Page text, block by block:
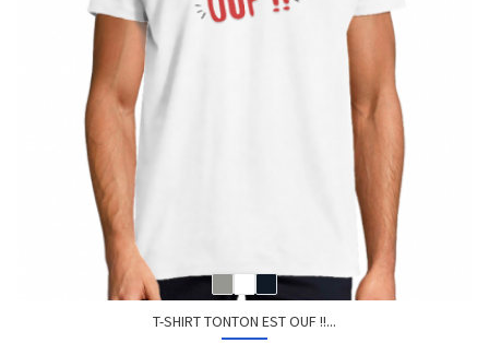
T-SHIRT TONTON EST OUF !!...